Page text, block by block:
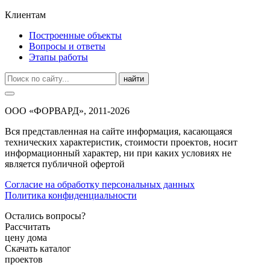
Клиентам
Построенные объекты
Вопросы и ответы
Этапы работы
найти
ООО «ФОРВАРД», 2011-2026
Вся представленная на сайте информация, касающаяся
технических характеристик, стоимости проектов, носит
информационный характер, ни при каких условиях не
является публичной офертой
Согласие на обработку персональных данных
Политика конфиденциальности
Остались вопросы?
Рассчитать
цену дома
Скачать каталог
проектов